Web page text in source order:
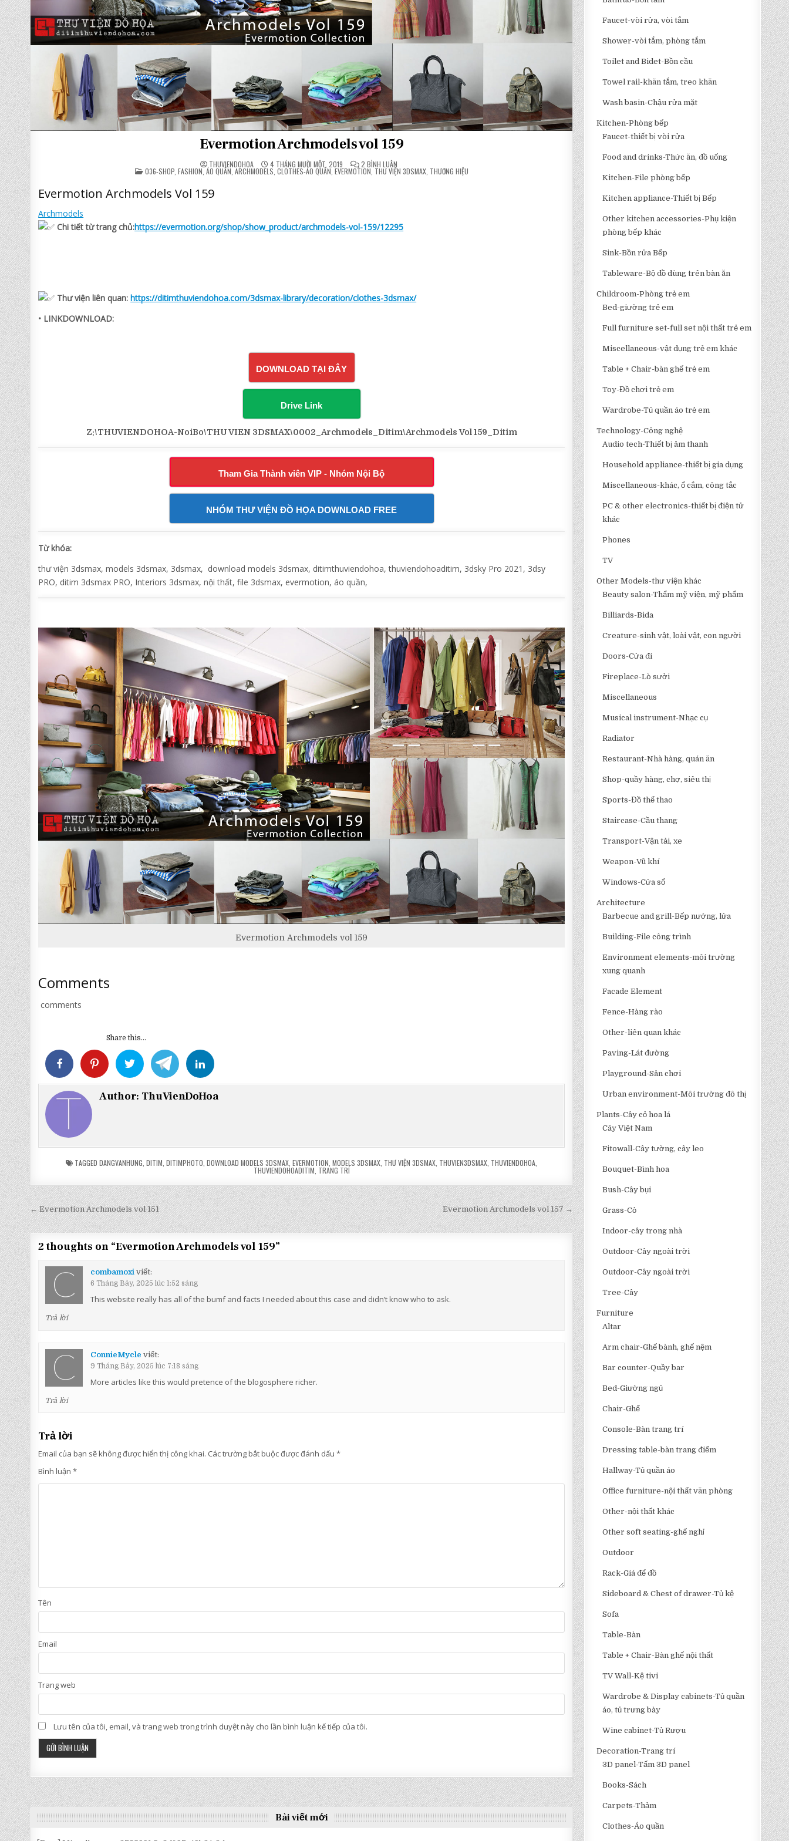
Evermotion Archmodels vol 159
THUVIENDOHOA 4 THÁNG MƯỜI MỘT, 2019 2 BÌNH LUẬNỞ
EVERMOTION
ARCHMODELS
POSTED
036-SHOP, FASHION, ÁO QUẦN, ARCHMODELS, CLOTHES-ÁO QUẦN, EVERMOTION, THƯ VIỆN 3DSMAX, THƯƠNG HIỆU
Evermotion Archmodels Vol 159
Archmodels
Chi tiết từ trang chủ:https://evermotion.org/shop/show_product/archmodels-vol-159/12295
Thư viện liên quan: https://ditimthuviendohoa.com/3dsmax-library/decoration/clothes-3dsmax/
• LINKDOWNLOAD:
DOWNLOAD TẠI ĐÂY
Drive Link
Z:\THUVIENDOHOA-NoiBo\THU VIEN 3DSMAX\0002_Archmodels_Ditim\Archmodels Vol 159_Ditim
Tham Gia Thành viên VIP - Nhóm Nội Bộ
NHÓM THƯ VIỆN ĐỒ HỌA DOWNLOAD FREE
Từ khóa:
thư viện 3dsmax, models 3dsmax, 3dsmax, download models 3dsmax, ditimthuviendohoa, thuviendohoaditim, 3dsky Pro 2021, 3dsy
PRO, ditim 3dsmax PRO, Interiors 3dsmax, nội thất, file 3dsmax, evermotion, áo quần,
Evermotion Archmodels vol 159
Comments
comments
Share this...
Author: ThuVienDoHoa
TAGGEDDANGVANHUNG ,DITIM ,DITIMPHOTO ,DOWNLOAD MODELS 3DSMAX ,EVERMOTION ,MODELS 3DSMAX THƯ VIỆN 3DSMAX THUVIEN3DSMAX THUVIENDOHOA
THUVIENDOHOADITIM TRANG TRÍ
Điều
hướng
bài
viết
Evermotion Archmodels vol 157 →
← Evermotion Archmodels vol 151
2 thoughts on “Evermotion Archmodels vol 159”
combamoxi viết:
6 Tháng Bảy, 2025 lúc 1:52 sáng
This website really has all of the bumf and facts I needed about this case and didn’t know who to ask.
Trả lời
ConnieMycle viết:
9 Tháng Bảy, 2025 lúc 7:18 sáng
More articles like this would pretence of the blogosphere richer.
Trả lời
Trả lời
Email của bạn sẽ không được hiển thị công khai. Các trường bắt buộc được đánh dấu*
Bình luận*
Tên
Email
Trang web
Lưu tên của tôi, email, và trang web trong trình duyệt này cho lần bình luận kế tiếp của tôi.
Bài viết mới
Faucet-vòi rửa, vòi tắm
Shower-vòi tắm, phòng tắm
Toilet and Bidet-Bồn cầu
Towel rail-khăn tắm, treo khăn
Wash basin-Chậu rửa mặt
Kitchen-Phòng bếp
Faucet-thiết bị vòi rửa
Food and drinks-Thức ăn, đồ uống
Kitchen-File phòng bếp
Kitchen appliance-Thiết bị Bếp
Other kitchen accessories-Phụ kiện
phòng bếp khác
Sink-Bồn rửa Bếp
Tableware-Bộ đồ dùng trên bàn ăn
Childroom-Phòng trẻ em
Bed-giường trẻ em
Full furniture set-full set nội thất trẻ em
Miscellaneous-vật dụng trẻ em khác
Table + Chair-bàn ghế trẻ em
Toy-Đồ chơi trẻ em
Wardrobe-Tủ quần áo trẻ em
Technology-Công nghệ
Audio tech-Thiết bị âm thanh
Household appliance-thiết bị gia dụng
Miscellaneous-khác, ổ cắm, công tắc
PC & other electronics-thiết bị điện tử
khác
Phones
TV
Other Models-thư viện khác
Beauty salon-Thẩm mỹ viện, mỹ phẩm
Billiards-Bida
Creature-sinh vật, loài vật, con người
Doors-Cửa đi
Fireplace-Lò sưởi
Miscellaneous
Musical instrument-Nhạc cụ
Radiator
Restaurant-Nhà hàng, quán ăn
Shop-quầy hàng, chợ, siêu thị
Sports-Đồ thể thao
Staircase-Cầu thang
Transport-Vận tải, xe
Weapon-Vũ khí
Windows-Cửa sổ
Architecture
Barbecue and grill-Bếp nướng, lửa
Building-File công trình
Environment elements-môi trường
xung quanh
Facade Element
Fence-Hàng rào
Other-liên quan khác
Paving-Lát đường
Playground-Sân chơi
Urban environment-Môi trường đô thị
Plants-Cây cỏ hoa lá
Cây Việt Nam
Fitowall-Cây tường, cây leo
Bouquet-Bình hoa
Bush-Cây bụi
Grass-Cỏ
Indoor-cây trong nhà
Outdoor-Cây ngoài trời
Outdoor-Cây ngoài trời
Tree-Cây
Furniture
Altar
Arm chair-Ghế bành, ghế nệm
Bar counter-Quầy bar
Bed-Giường ngủ
Chair-Ghế
Console-Bàn trang trí
Dressing table-bàn trang điểm
Hallway-Tủ quần áo
Office furniture-nội thất văn phòng
Other-nội thất khác
Other soft seating-ghế nghỉ
Outdoor
Rack-Giá để đồ
Sideboard & Chest of drawer-Tủ kệ
Sofa
Table-Bàn
Table + Chair-Bàn ghế nội thất
TV Wall-Kệ tivi
Wardrobe & Display cabinets-Tủ quần
áo, tủ trưng bày
Wine cabinet-Tủ Rượu
Decoration-Trang trí
3D panel-Tấm 3D panel
Books-Sách
Carpets-Thảm
Clothes-Áo quần